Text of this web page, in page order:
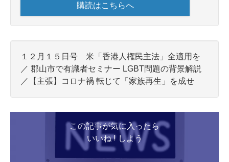
購読はこちらへ
１２月１５日号 米「香港人権民主法」全適用を
／ 郡山市で有識者セミナー LGBT問題の背景解説
／【主張】コロナ禍 転じて「家族再生」を成せ
この記事が気に入ったら
いいね ! しよう